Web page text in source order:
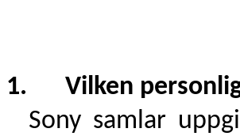
1. Vilken
Sony samlar